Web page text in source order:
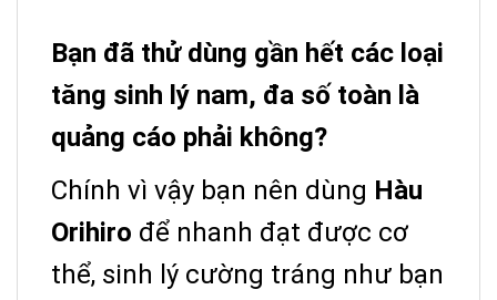
Bạn đã thử dùng gần hết các loại
tăng sinh lý nam, đa số toàn là
quảng cáo phải không?
Chính vì vậy bạn nên dùng Hàu
Orihiro để nhanh đạt được cơ
thể, sinh lý cường tráng như bạn